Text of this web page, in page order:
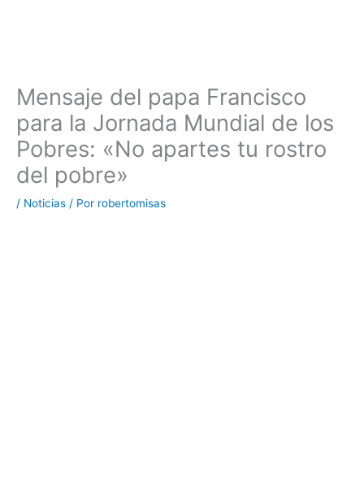
Mensaje del papa Francisco
para la Jornada Mundial de los
Pobres: «No apartes tu rostro
del pobre»
/ Noticias / Por robertomisas